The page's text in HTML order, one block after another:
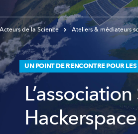
Acteurs de la Science Ateliers & médiateurs
UN POINT DE RENCONTRE POUR